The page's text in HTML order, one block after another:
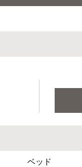
ベッド